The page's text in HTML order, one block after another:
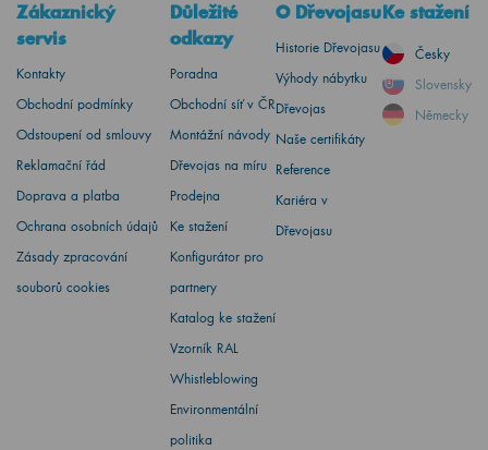
Zákaznický
servis
Kontakty
Obchodní podmínky
Odstoupení od smlouvy
Reklamační řád
Doprava a platba
Ochrana osobních údajů
Zásady zpracování
souborů cookies
Důležité
odkazy
Poradna
Obchodní síť v ČR
Montážní návody
Dřevojas na míru
Prodejna
Ke stažení
Konfigurátor pro
partnery
Katalog ke stažení
Vzorník RAL
Whistleblowing
Environmentální
politika
O Dřevojasu
Historie Dřevojasu
Výhody nábytku
Dřevojas
Naše certifikáty
Reference
Kariéra v
Dřevojasu
Ke stažení
Česky
Slovensky
Německy